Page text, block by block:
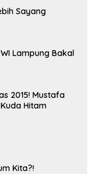
Sayang
Lampung Bakal
2015! Mustafa
Hitam
Kita?!